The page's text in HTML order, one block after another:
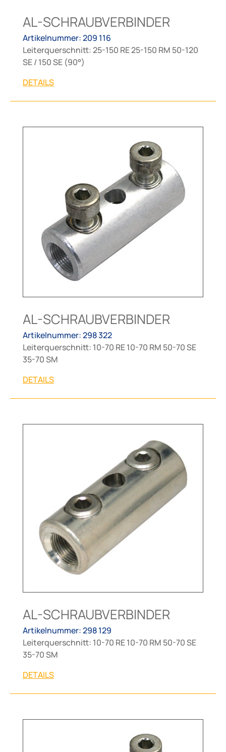
AL-SCHRAUBVERBINDER
Artikelnummer: 209 116
Leiterquerschnitt: 25-150 RE 25-150 RM 50-120
SE / 150 SE (90°)
DETAILS
AL-SCHRAUBVERBINDER
Artikelnummer: 298 322
Leiterquerschnitt: 10-70 RE 10-70 RM 50-70 SE
35-70 SM
DETAILS
AL-SCHRAUBVERBINDER
Artikelnummer: 298 129
Leiterquerschnitt: 10-70 RE 10-70 RM 50-70 SE
35-70 SM
DETAILS